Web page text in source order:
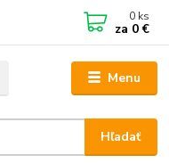
Menu
Hľadať
0 ks
za 0 €